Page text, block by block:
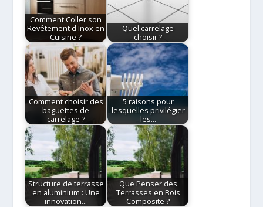
Comment Coller son
Revêtement d'Inox en
Cuisine ?
Quel carrelage
choisir ?
Comment choisir des
baguettes de
carrelage ?
5 raisons pour
lesquelles privilégier
les…
Structure de terrasse
en aluminium : Une
innovation…
Que Penser des
Terrasses en Bois
Composite ?